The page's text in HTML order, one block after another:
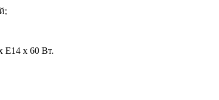
Е14 х 60 Вт.